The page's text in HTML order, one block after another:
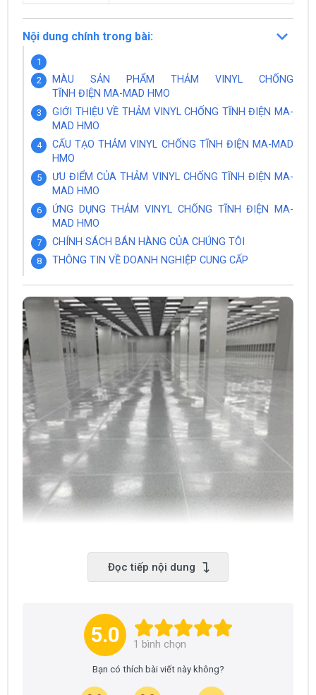
Nội dung chính trong bài:
MÀU SẢN PHẨM THẢM VINYL CHỐNG
TĨNH ĐIỆN MA-MAD HMO
GIỚI THIỆU VỀ THẢM VINYL CHỐNG TĨNH ĐIỆN MA-
MAD HMO
CẤU TẠO THẢM VINYL CHỐNG TĨNH ĐIỆN MA-MAD
HMO
ƯU ĐIỂM CỦA THẢM VINYL CHỐNG TĨNH ĐIỆN MA-
MAD HMO
ỨNG DỤNG THẢM VINYL CHỐNG TĨNH ĐIỆN MA-
MAD HMO
CHÍNH SÁCH BÁN HÀNG CỦA CHÚNG TÔI
THÔNG TIN VỀ DOANH NGHIỆP CUNG CẤP
Đọc tiếp nội dung
5.0 1 bình chọn
Bạn có thích bài viết này không?